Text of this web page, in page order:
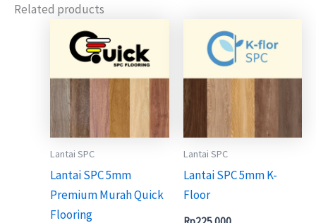
Related products
Lantai SPC
Lantai SPC 5mm
Premium Murah Quick
Flooring
Lantai SPC
Lantai SPC 5mm K-
Floor